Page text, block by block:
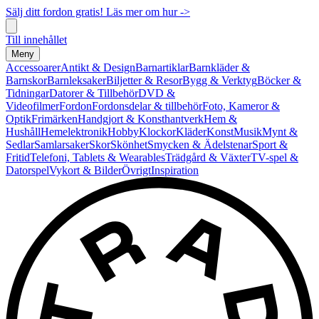
Sälj ditt fordon gratis! Läs mer om hur ->
Till innehållet
Meny
AccessoarerAntikt & DesignBarnartiklarBarnkläder &
BarnskorBarnleksakerBiljetter & ResorBygg & VerktygBöcker &
TidningarDatorer & TillbehörDVD &
VideofilmerFordonFordonsdelar & tillbehörFoto, Kameror &
OptikFrimärkenHandgjort & KonsthantverkHem &
HushållHemelektronikHobbyKlockorKläderKonstMusikMynt &
SedlarSamlarsakerSkorSkönhetSmycken & ÄdelstenarSport &
FritidTelefoni, Tablets & WearablesTrädgård & VäxterTV-spel &
DatorspelVykort & BilderÖvrigtInspiration